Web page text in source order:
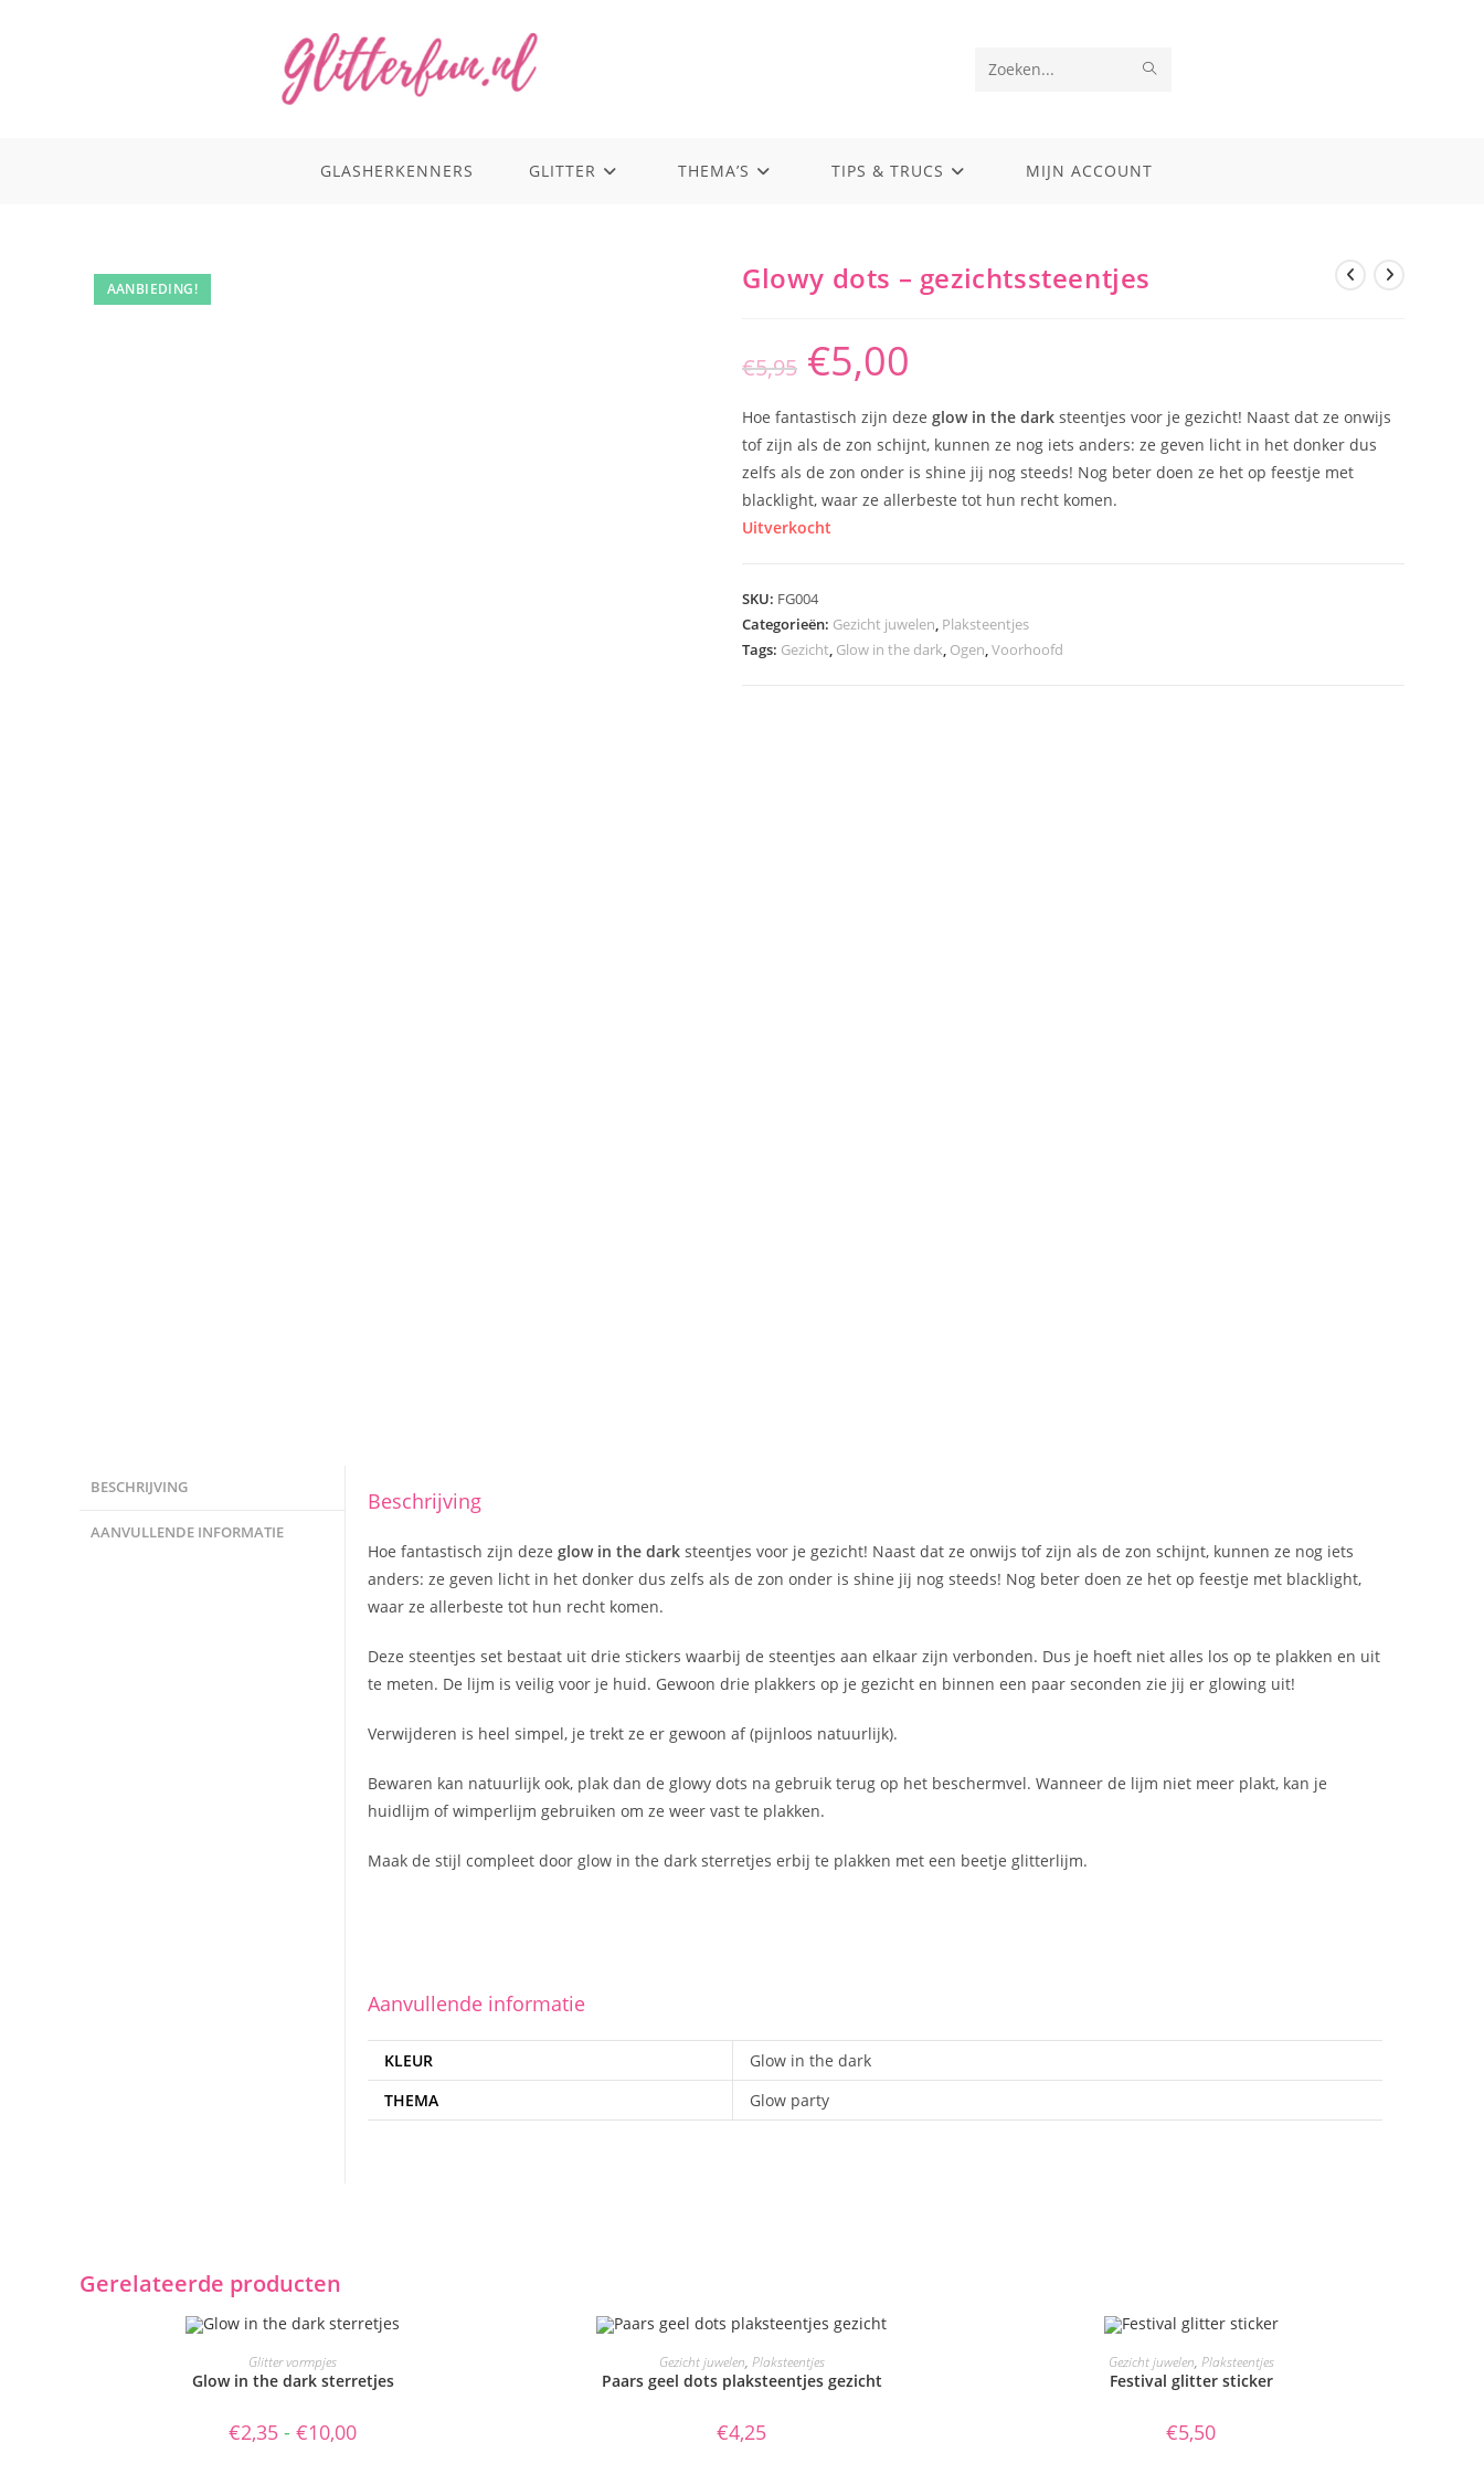
Zoek
GLASHERKENNERS GLITTER THEMA’S TIPS & TRUCS MIJN ACCOUNT
AANBIEDING! Glowy dots – gezichtssteentjes
€5,95
Oorspronkelijke
prijs
was:
€5,00
Hoe fantastisch zijn deze glow in the dark steentjes voor je gezicht! Naast dat ze onwijs
tof zijn als de zon schijnt, kunnen ze nog iets anders: ze geven licht in het donker dus
zelfs als de zon onder is shine jij nog steeds! Nog beter doen ze het op feestje met
blacklight, waar ze allerbeste tot hun recht komen.
Uitverkocht
SKU: FG004
Categorieën: Gezicht juwelen, Plaksteentjes
Tags: Gezicht, Glow in the dark, Ogen,Voorhoofd
BESCHRIJVING
AANVULLENDE INFORMATIE
Beschrijving
Hoe fantastisch zijn deze glow in the dark steentjes voor je gezicht! Naast dat ze onwijs tof zijn als de zon schijnt, kunnen ze nog iets
anders: ze geven licht in het donker dus zelfs als de zon onder is shine jij nog steeds! Nog beter doen ze het op feestje met blacklight,
waar ze allerbeste tot hun recht komen.
Deze steentjes set bestaat uit drie stickers waarbij de steentjes aan elkaar zijn verbonden. Dus je hoeft niet alles los op te plakken en uit
te meten. De lijm is veilig voor je huid. Gewoon drie plakkers op je gezicht en binnen een paar seconden zie jij er glowing uit!
Verwijderen is heel simpel, je trekt ze er gewoon af (pijnloos natuurlijk).
Bewaren kan natuurlijk ook, plak dan de glowy dots na gebruik terug op het beschermvel. Wanneer de lijm niet meer plakt, kan je
huidlijm of wimperlijm gebruiken om ze weer vast te plakken.
Maak de stijl compleet door glow in the dark sterretjes erbij te plakken met een beetje glitterlijm.
Aanvullende informatie
KLEUR
Glow in the dark
THEMA
Glow party
Gerelateerde producten
OPTIES SELECTEREN
product
heeft
meerdere
optie
Glitter vormpjes
Glow in the dark sterretjes
€2,35 - €10,00Prijsklasse:
TOEVOEGEN AAN WINKELWAGEN
Gezicht juwelen, Plaksteentjes
Paars geel dots plaksteentjes gezicht
€4,25
TOEVOEGEN AAN WINKELWAGEN
Gezicht juwelen, Plaksteentjes
Festival glitter sticker
€5,50